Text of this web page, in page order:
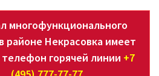
многофункционального
районе Некрасовка имеет
горячей линии +7